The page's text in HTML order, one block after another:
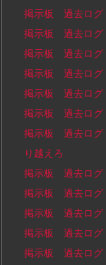
掲示板 過去ログ
掲示板 過去ログ
掲示板 過去ログ
掲示板 過去ログ
掲示板 過去ログ
掲示板 過去ログ
掲示板 過去ログ
り越えろ
掲示板 過去ログ
掲示板 過去ログ
掲示板 過去ログ
掲示板 過去ログ
掲示板 過去ログ